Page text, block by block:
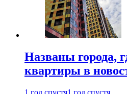
Названы города,
квартиры в